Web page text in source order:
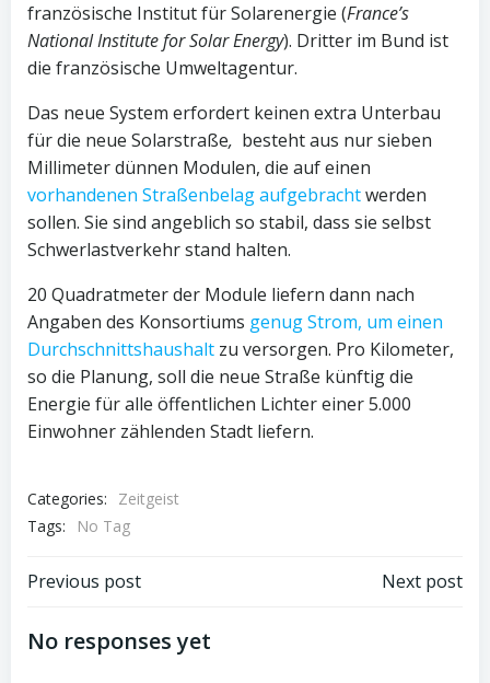
französische Institut für Solarenergie (France’s
National Institute for Solar Energy). Dritter im Bund ist
die französische Umweltagentur.
Das neue System erfordert keinen extra Unterbau
für die neue Solarstraße, besteht aus nur sieben
Millimeter dünnen Modulen, die auf einen
vorhandenen Straßenbelag aufgebrachtwerden
sollen. Sie sind angeblich so stabil, dass sie selbst
Schwerlastverkehr stand halten.
20 Quadratmeter der Module liefern dann nach
Angaben des Konsortiums genug Strom, um einen
Durchschnittshaushalt zu versorgen. Pro Kilometer,
so die Planung, soll die neue Straße künftig die
Energie für alle öffentlichen Lichter einer 5.000
Einwohner zählenden Stadt liefern.
Categories:
Zeitgeist
Tags:
No Tag
Beitragsnavigation
Previous post Next post
No responses yet